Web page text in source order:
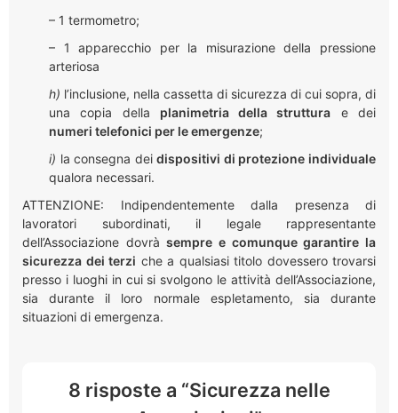
– 1 termometro;
– 1 apparecchio per la misurazione della pressione
arteriosa
h) l’inclusione, nella cassetta di sicurezza di cui sopra, di
una copia della planimetria della struttura e dei
numeri telefonici per le emergenze;
i) la consegna deidispositivi di protezione individuale
qualora necessari.
ATTENZIONE: Indipendentemente dalla presenza di
lavoratori subordinati, il legale rappresentante
dell’Associazione dovràsempre e comunque garantire la
sicurezza dei terzi che a qualsiasi titolo dovessero trovarsi
presso i luoghi in cui si svolgono le attività dell’Associazione,
sia durante il loro normale espletamento, sia durante
situazioni di emergenza.
8 risposte a “Sicurezza nelle